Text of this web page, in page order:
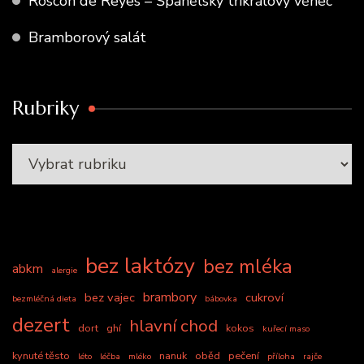
Bramborový salát
Rubriky
abkm alergie bez laktózy bez mléka
bezmléčná dieta bez vajec brambory bábovka cukroví
dezert dort ghí hlavní chod kokos kuřecí maso
kynuté těsto léto léčba mléko nanuk oběd pečení příloha rajče